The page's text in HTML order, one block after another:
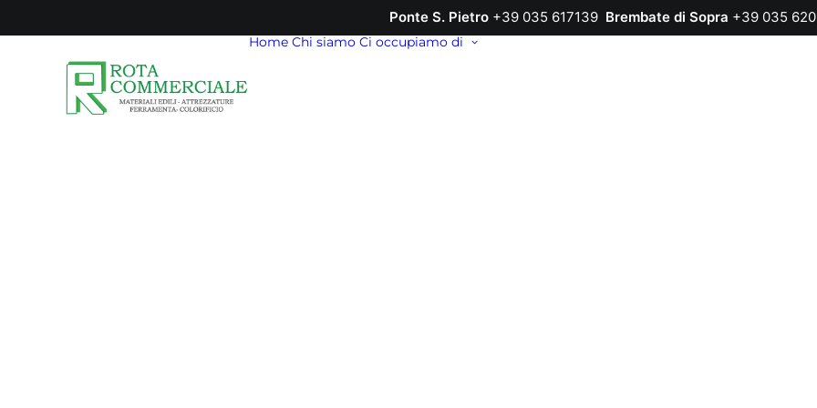
Ponte S. Pietro +39 035 617139 Brembate di Sopra +39 035
Home Chi siamo Ci occupiamo di